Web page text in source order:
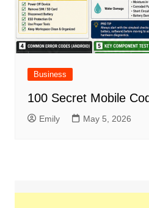
Business
100 Secret Mobile
Emily May 5, 2026